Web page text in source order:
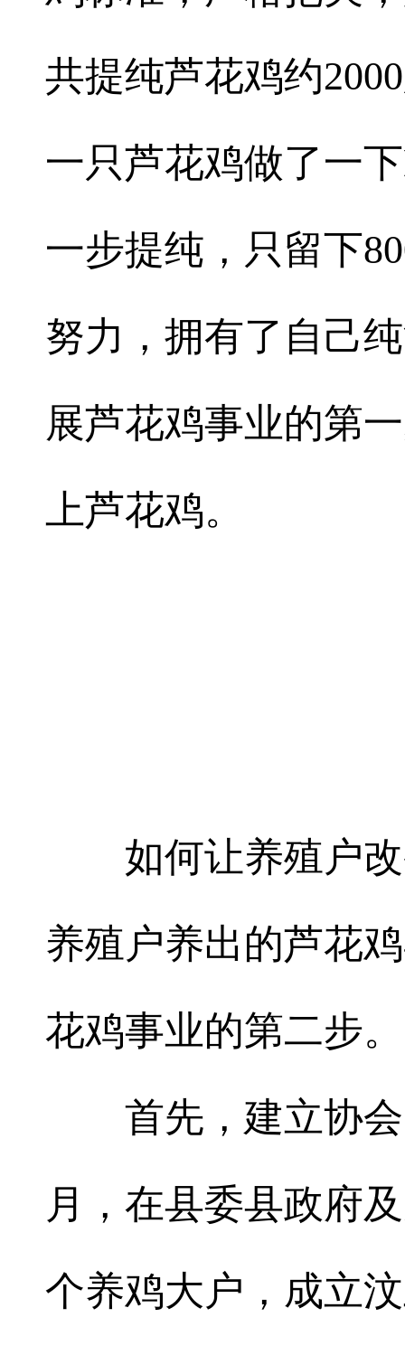
共提纯芦花鸡约
一只芦花鸡做了一
一步提纯，只留下
努力，拥有了自己
展芦花鸡事业的第
上芦花鸡。
如何让养殖户改
养殖户养出的芦花
花鸡事业的第二步。
首先，建立协会
月，在县委县政府
个养鸡大户，成立